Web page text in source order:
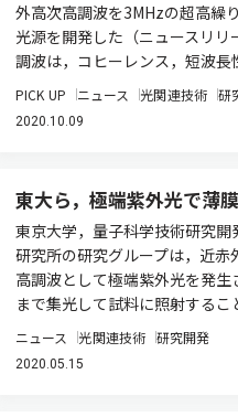
外高次高調波を3MHzの超高繰
光源を開発した（ニュースリ
調波は，コヒーレンス，短波長
PICK UP ニュース 光関連技術 研
2020.10.09
東大ら，極端紫外光で薄
東京大学，量子科学技術研究
研究所の研究グループは，近
高調波として極端紫外光を発
まで集光して試料に照射するこ
ニュース 光関連技術 研究開発
2020.05.15